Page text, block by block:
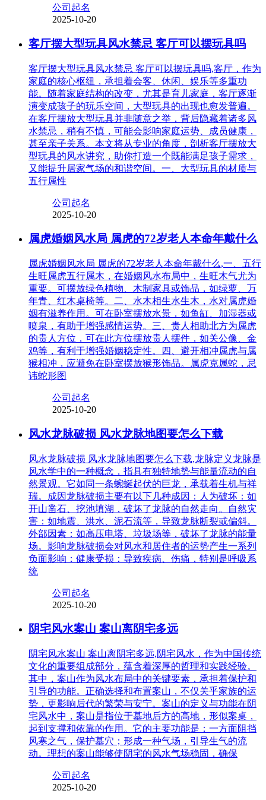
公司起名
2025-10-20
客厅摆大型玩具风水禁忌 客厅可以摆玩具吗
客厅摆大型玩具风水禁忌 客厅可以摆玩具吗,客厅，作为
家庭的核心枢纽，承担着会客、休闲、娱乐等多重功
能。随着家庭结构的改变，尤其是育儿家庭，客厅逐渐
演变成孩子的玩乐空间，大型玩具的出现也愈发普遍。
在客厅摆放大型玩具并非随意之举，背后隐藏着诸多风
水禁忌，稍有不慎，可能会影响家庭运势、成员健康，
甚至亲子关系。本文将从专业的角度，剖析客厅摆放大
型玩具的风水讲究，助你打造一个既能满足孩子需求，
又能提升居家气场的和谐空间。一、大型玩具的材质与
五行属性
公司起名
2025-10-20
属虎婚姻风水局 属虎的72岁老人本命年戴什么
属虎婚姻风水局 属虎的72岁老人本命年戴什么,一、五行
生旺属虎五行属木，在婚姻风水布局中，生旺木气尤为
重要。可摆放绿色植物、木制家具或饰品，如绿萝、万
年青、红木桌椅等。二、水木相生水生木，水对属虎婚
姻有滋养作用。可在卧室摆放水景，如鱼缸、加湿器或
喷泉，有助于增强感情运势。三、贵人相助北方为属虎
的贵人方位，可在此方位摆放贵人摆件，如关公像、金
鸡等，有利于增强婚姻稳定性。四、避开相冲属虎与属
猴相冲，应避免在卧室摆放猴形饰品。属虎克属蛇，忌
讳蛇形图
公司起名
2025-10-20
风水龙脉破损 风水龙脉地图要怎么下载
风水龙脉破损 风水龙脉地图要怎么下载,龙脉定义龙脉是
风水学中的一种概念，指具有独特地势与能量流动的自
然景观。它如同一条蜿蜒起伏的巨龙，承载着生机与祥
瑞。成因龙脉破损主要有以下几种成因：人为破坏：如
开山凿石、挖池填湖，破坏了龙脉的自然走向。自然灾
害：如地震、洪水、泥石流等，导致龙脉断裂或偏斜。
外部因素：如高压电塔、垃圾场等，破坏了龙脉的能量
场。影响龙脉破损会对风水和居住者的运势产生一系列
负面影响：健康受损：导致疾病、伤痛，特别是呼吸系
统
公司起名
2025-10-20
阴宅风水案山 案山离阴宅多远
阴宅风水案山 案山离阴宅多远,阴宅风水，作为中国传统
文化的重要组成部分，蕴含着深厚的哲理和实践经验。
其中，案山作为风水布局中的关键要素，承担着保护和
引导的功能。正确选择和布置案山，不仅关乎家族的运
势，更影响后代的繁荣与安宁。案山的定义与功能在阴
宅风水中，案山是指位于墓地后方的高地，形似案桌，
起到支撑和依靠的作用。它的主要功能是：一方面阻挡
风寒之气，保护墓穴；形成一种气场，引导生气的流
动。理想的案山能够使阴宅的风水气场稳固，确保
公司起名
2025-10-20